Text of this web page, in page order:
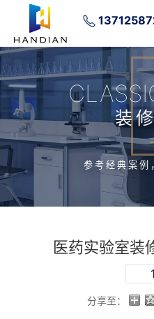
装
参考经典案例
医药实验室装
分享至：